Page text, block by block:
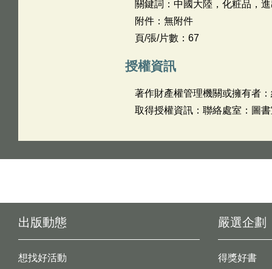
關鍵詞：中國大陸，化粧品，
附件：無附件
頁/張/片數：67
授權資訊
著作財產權管理機關或擁有者
取得授權資訊：聯絡處室：圖
出版動態
想找好活動
嚴選企劃
得獎好書